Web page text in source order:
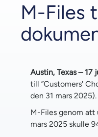
M-Files
Austin, Texas – 17
till ”Customers'
den 31 mars
M-Files genom att
mars 2025 skulle